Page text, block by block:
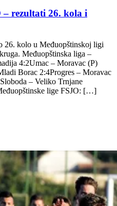
– rezultati 26. kola i
26. kolo u Međuopštinskoj ligi
Međuopštinska liga –
4:2Umac – Moravac (P)
Borac 2:4Progres – Moravac
– Veliko Trnjane
lige FSJO: […]